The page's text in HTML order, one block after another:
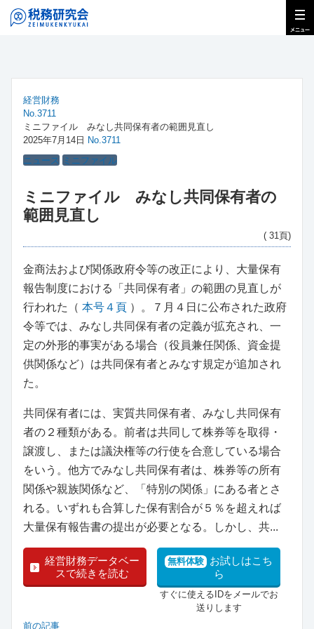
経営財務
No.3711
ミニファイル みなし共同保有者の範囲見直し
2025年7月14日 No.3711
ニュース ミニファイル
ミニファイル みなし共同保有者の
範囲見直し
( 31頁)
金商法および関係政府令等の改正により、大量保有
報告制度における「共同保有者」の範囲の見直しが
行われた（ 本号４頁 ）。７月４日に公布された政府
令等では、みなし共同保有者の定義が拡充され、一
定の外形的事実がある場合（役員兼任関係、資金提
供関係など）は共同保有者とみなす規定が追加され
た。
共同保有者には、実質共同保有者、みなし共同保有
者の２種類がある。前者は共同して株券等を取得・
譲渡し、または議決権等の行使を合意している場合
をいう。他方でみなし共同保有者は、株券等の所有
関係や親族関係など、「特別の関係」にある者とさ
れる。いずれも合算した保有割合が５％を超えれば
大量保有報告書の提出が必要となる。しかし、共...
経営財務データベー
スで続きを読む
無料体験 お試しはこち
ら
すぐに使えるIDをメールでお
送りします
前の記事